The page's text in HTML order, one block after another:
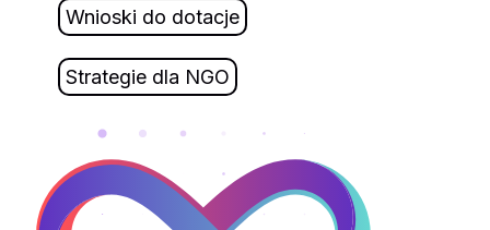
Wnioski do dotacje
Strategie dla NGO